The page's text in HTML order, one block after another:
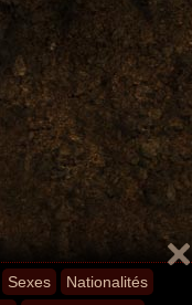
Sexes
Nationalités